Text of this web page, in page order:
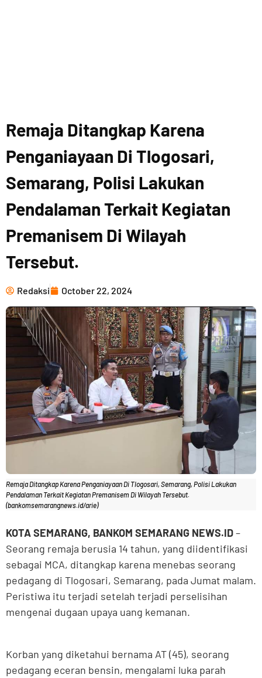
Remaja Ditangkap Karena
Penganiayaan Di Tlogosari,
Semarang, Polisi Lakukan
Pendalaman Terkait Kegiatan
Premanisem Di Wilayah
Tersebut.
Redaksi October 22, 2024
Remaja Ditangkap Karena Penganiayaan Di Tlogosari, Semarang, Polisi Lakukan
Pendalaman Terkait Kegiatan Premanisem Di Wilayah Tersebut.
(bankomsemarangnews.id/arie)
KOTA SEMARANG, BANKOM SEMARANG NEWS.ID–
Seorang remaja berusia 14 tahun, yang diidentifikasi
sebagai MCA, ditangkap karena menebas seorang
pedagang di Tlogosari, Semarang, pada Jumat malam.
Peristiwa itu terjadi setelah terjadi perselisihan
mengenai dugaan upaya uang kemanan.
Korban yang diketahui bernama AT (45), seorang
pedagang eceran bensin, mengalami luka parah